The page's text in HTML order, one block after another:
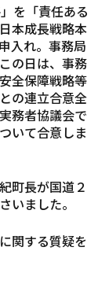
を「責任ある
本成長戦略本
入れ。事務局
の日は、事務
全保障戦略等
の連立合意全
務者協議会で
いて合意しま
町長が国道２
いました。
関する質疑を